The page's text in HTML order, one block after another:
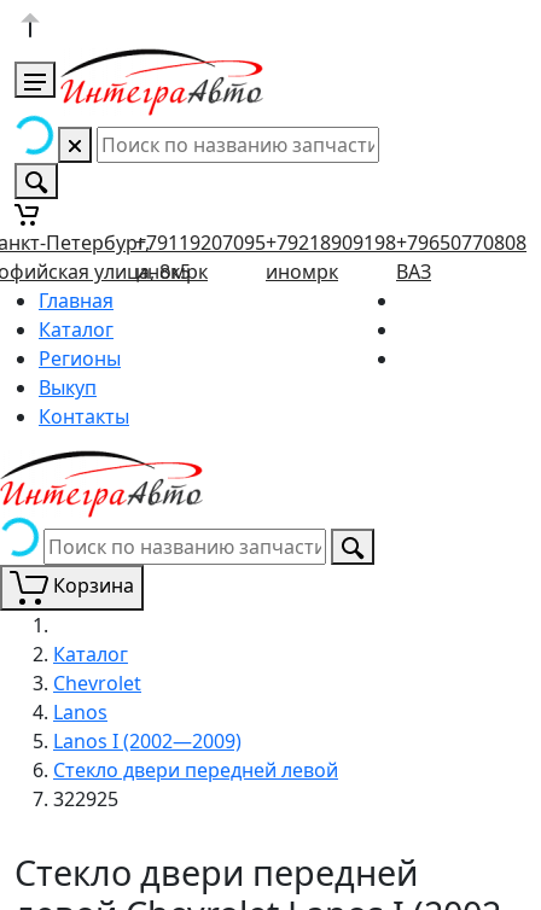
Петербург,
улица, 8к5
+79119207095
иномрк
+79218909198
иномрк
+79650770808
ВАЗ
Главная
Каталог
Регионы
Выкуп
Контакты
Корзина
Каталог
Chevrolet
Lanos
Lanos I (2002—2009)
Стекло двери передней левой
322925
Стекло двери передней